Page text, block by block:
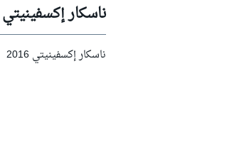
ناسكار إكسفينيتي
ناسكار إكسفينيتي 2016